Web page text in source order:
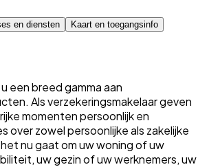
en diensten Kaart en toegangsinfo
een breed gamma aan
Als verzekeringsmakelaar geven
momenten persoonlijk en
over zowel persoonlijke als zakelijke
nu gaat om uw woning of uw
uw gezin of uw werknemers, uw